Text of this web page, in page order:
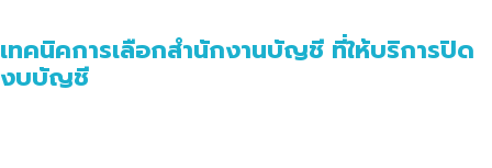
เทคนิคการเลือกสำนักงานบัญชี ที่ให้บริการปิด
งบบัญชี